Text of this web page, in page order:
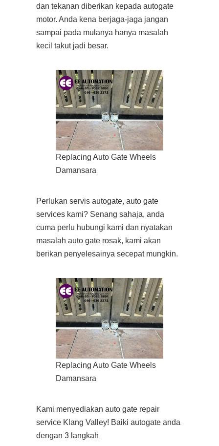
dan tekanan diberikan kepada autogate
motor. Anda kena berjaga-jaga jangan
sampai pada mulanya hanya masalah
kecil takut jadi besar.
Replacing Auto Gate Wheels
Damansara
Perlukan servis autogate, auto gate
services kami? Senang sahaja, anda
cuma perlu hubungi kami dan nyatakan
masalah auto gate rosak, kami akan
berikan penyelesainya secepat mungkin.
Replacing Auto Gate Wheels
Damansara
Kami menyediakan auto gate repair
service Klang Valley! Baiki autogate anda
dengan 3 langkah